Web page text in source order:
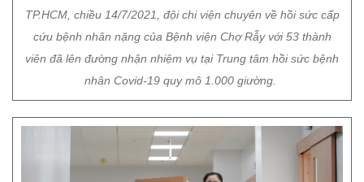
TP.HCM, chiều 14/7/2021, đội chi viện chuyên về hồi sức cấp
cứu bệnh nhân nặng của Bệnh viện Chợ Rẫy với 53 thành
viên đã lên đường nhận nhiệm vụ tại Trung tâm hồi sức bệnh
nhân Covid-19 quy mô 1.000 giường.